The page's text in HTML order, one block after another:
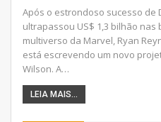
Após o estrondoso sucesso de
ultrapassou US$ 1,3 bilhão nas
multiverso da Marvel, Ryan
está escrevendo um novo
Wilson. A…
LEIA MAIS...